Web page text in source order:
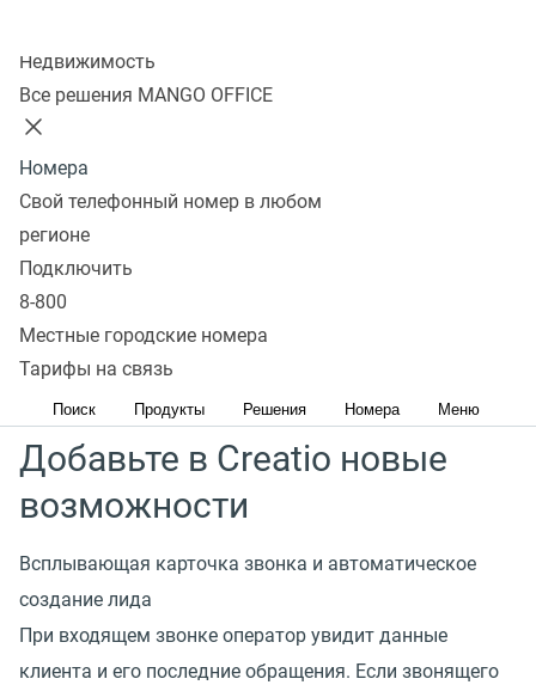
Недвижимость
Все решения MANGO OFFICE
Номера
Свой телефонный номер в любом
регионе
Подключить
8-800
Местные городские номера
Тарифы на связь
Поиск Продукты Решения Номера Меню
MANGO OFFICE — облачное решение для связи между
бизнесом и клиентами. Оно помогает улучшить сервис
и повысить продажи. Вся переписка и данные
находятся в одном окне — информация не потеряется
и сотрудники смогут работать эффективнее.
Команда MANGO OFFICE сама работает в CRM Creatio
и знает, как всё устроено изнутри. Это помогло
разработать максимально полную интеграцию
и внедрить решения, которыми легко и удобно
пользоваться.
Добавьте в Creatio новые
возможности
Всплывающая карточка звонка и автоматическое
создание лида
При входящем звонке оператор увидит данные
клиента и его последние обращения. Если звонящего